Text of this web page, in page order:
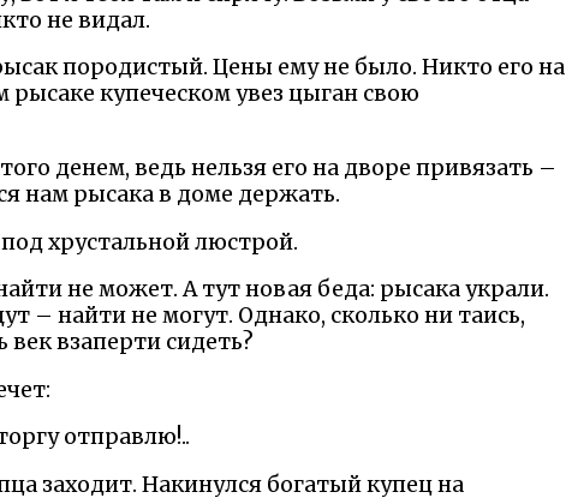
не видал.
породистый. Цены ему не было. Никто его на
купеческом увез цыган свою
денем, ведь нельзя его на дворе привязать –
нам рысака в доме держать.
хрустальной люстрой.
не может. А тут новая беда: рысака украли.
– найти не могут. Однако, сколько ни таись,
взаперти сидеть?
отправлю!..
заходит. Накинулся богатый купец на